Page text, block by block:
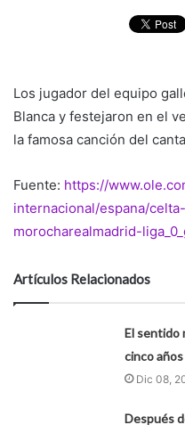
Los jugador del equipo
Blanca y festejaron en el
la famosa canción del
Fuente: https://
internacional/espana/
morocharealmadrid-
Artículos Relacionados
El sentido
cinco
Dic 08,
Después